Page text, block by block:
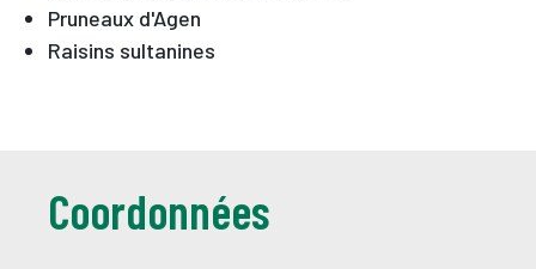
Pruneaux d'Agen
Raisins sultanines
Coordonnées